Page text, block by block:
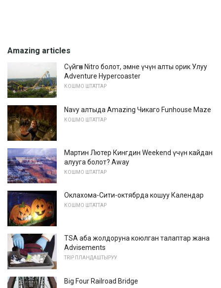
Amazing articles
Сүйгөн Nitro болот, эмне үчүн алты орик Улуу
Adventure Hypercoaster
КОШМО ШТАТТАР
Navy алтыда Amazing Чикаго Funhouse Maze
КОШМО ШТАТТАР
Мартин Лютер Кингдин Weekend үчүн кайдан
алууга болот? Away
КОШМО ШТАТТАР
Оклахома-Сити-октябрда кошуу Календар
КОШМО ШТАТТАР
TSA аба жолдоруна коюлган талаптар жана
Advisements
TRIP ПЛАНДАШТЫРУУ
Big Four Railroad Bridge